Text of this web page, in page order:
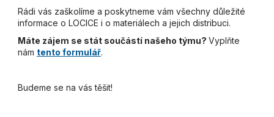
Rádi vás zaškolíme a poskytneme vám všechny důležité
informace o LOCICE i o materiálech a jejich distribuci.
Máte zájem se stát součástí našeho týmu? Vyplňte
nám tento formulář.
Budeme se na vás těšit!